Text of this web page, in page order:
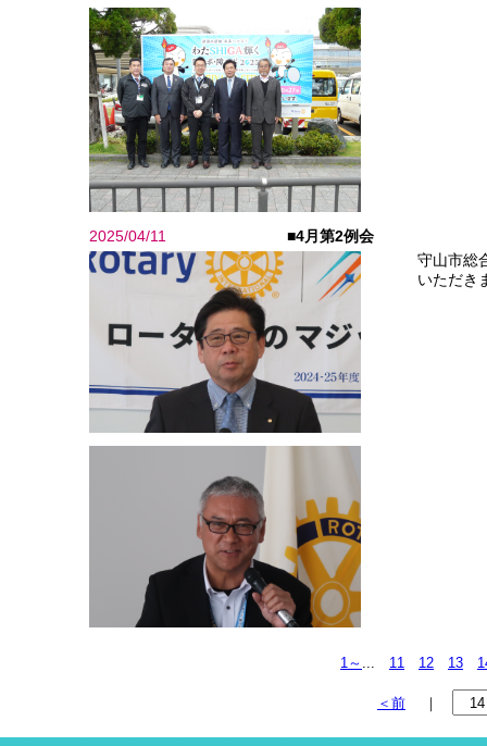
2025/04/11
■4月第2例会
守山市総
いただき
1～ ... 11 12 13
＜前 ｜